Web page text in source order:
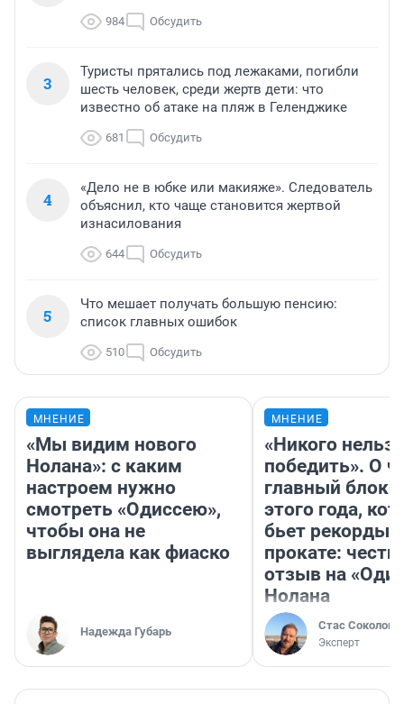
984 Обсудить
3
Туристы прятались под лежаками, погибли
шесть человек, среди жертв дети: что
известно об атаке на пляж в Геленджике
681 Обсудить
4
«Дело не в юбке или макияже». Следователь
объяснил, кто чаще становится жертвой
изнасилования
644 Обсудить
5
Что мешает получать большую пенсию:
список главных ошибок
510 Обсудить
МНЕНИЕ
«Мы видим нового
Нолана»: с каким
настроем нужно
смотреть «Одиссею»,
чтобы она не
выглядела как фиаско
Надежда Губарь
МНЕНИЕ
«Никого нельзя
победить». О
главный
этого года,
бьет рекорды в
прокате:
отзыв на
Нолана
Стас Соколов
Эксперт